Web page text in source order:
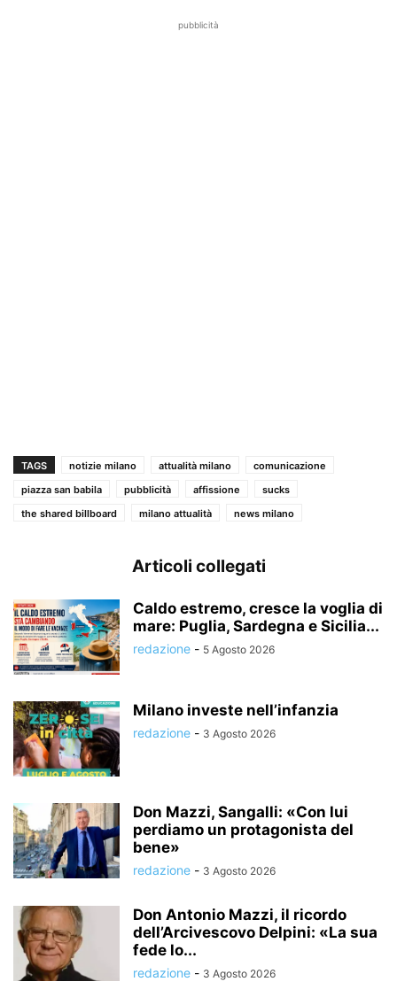
pubblicità
TAGS notizie milano attualità milano
comunicazione
piazza san babila
pubblicità affissione
sucks
the shared billboard
milano attualità news milano
Articoli collegati
Caldo estremo, cresce la voglia di
mare: Puglia, Sardegna e Sicilia...
redazione - 5 Agosto 2026
Milano investe nell’infanzia
redazione - 3 Agosto 2026
Don Mazzi, Sangalli: «Con lui
perdiamo un protagonista del
bene»
redazione - 3 Agosto 2026
Don Antonio Mazzi, il ricordo
dell’Arcivescovo Delpini: «La sua
fede lo...
redazione - 3 Agosto 2026